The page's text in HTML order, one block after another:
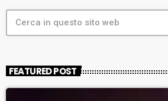
FEATURED POST